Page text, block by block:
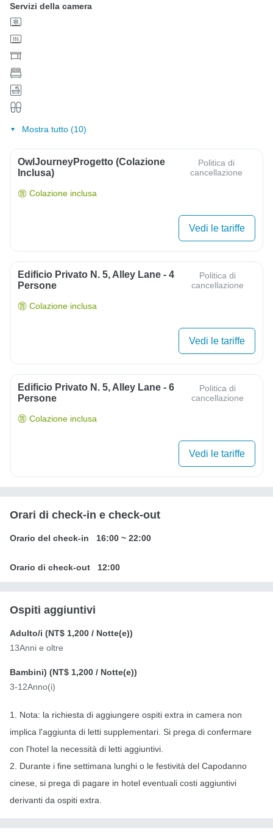
Servizi della camera
Mostra tutto (10)
OwlJourneyProgetto (colazione
Inclusa)
Politica di
cancellazione
Colazione inclusa
Vedi le tariffe
Edificio Privato N. 5, Alley Lane - 4
Persone
Politica di
cancellazione
Colazione inclusa
Vedi le tariffe
Edificio Privato N. 5, Alley Lane - 6
Persone
Politica di
cancellazione
Colazione inclusa
Vedi le tariffe
Orari di check-in e check-out
Orario del check-in 16:00 ~ 22:00
Orario di check-out 12:00
Ospiti aggiuntivi
Adulto/i (NT$ 1,200 / Notte(e))
13Anni e oltre
Bambini) (NT$ 1,200 / Notte(e))
3-12Anno(i)
1. Nota: la richiesta di aggiungere ospiti extra in camera non
implica l'aggiunta di letti supplementari. Si prega di confermare
con l'hotel la necessità di letti aggiuntivi.
2. Durante i fine settimana lunghi o le festività del Capodanno
cinese, si prega di pagare in hotel eventuali costi aggiuntivi
derivanti da ospiti extra.